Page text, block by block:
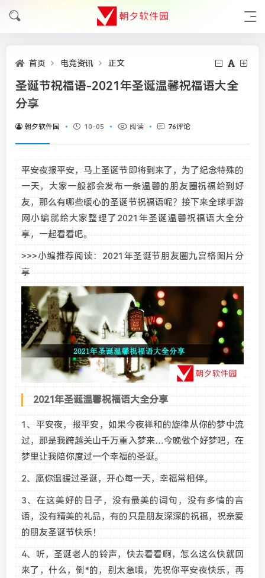
首页 电竞资讯 正文
圣诞节祝福语-2021年圣诞温馨祝福语大全
分享
朝夕软件园 10-05 阅读 76评论
平安夜报平安，马上圣诞节即将到来了，为了纪念特殊的
一天，大家一般都会发布一条温馨的朋友圈祝福给到好
友，那么有哪些暖心的圣诞节祝福语呢？接下来全球手游
网小编就给大家整理了2021年圣诞温馨祝福语大全分
享，一起看看吧。
>>>小编推荐阅读：2021年圣诞节朋友圈九宫格图片分
享
2021年圣诞温馨祝福语大全分享
1、平安夜，报平安，如果今夜祥和的旋律从你的梦中流
过，那是我跨越关山千万重入梦来…今晚做个好梦吧，在
梦里让我陪你度过一个幸福的圣诞。
2、愿你温暖过圣诞，开心每一天，幸福常相伴。
3、在这美好的日子，没有最美的词句，没有多情的言
语，没有精美的礼品，有的只是朋友深深的祝福，祝亲爱
的朋友圣诞节快乐！
4、听，圣诞老人的铃声，快去看看啊，怎么这么快就回
来了，什么，倒*的，别太急哦，先祝你平安夜快乐，再